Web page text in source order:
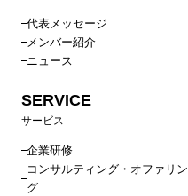
代表メッセージ
メンバー紹介
ニュース
SERVICE
サービス
企業研修
コンサルティング・オファリン
グ